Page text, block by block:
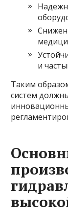
и
Таким
систем